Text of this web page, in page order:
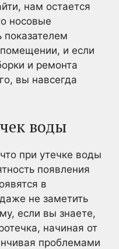
нам остается
носовые
показателем
и если
и ремонта
вы навсегда
воды
при утечке воды
появления
в
не заметить
если вы знаете,
начиная от
проблемами